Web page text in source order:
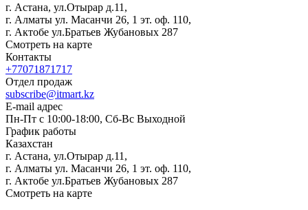
г. Астана, ул.Отырар д.11,
г. Алматы ул. Масанчи 26, 1 эт. оф. 110,
г. Актобе ул.Братьев Жубановых 287
Смотреть на карте
Контакты
+77071871717
Отдел продаж
subscribe@itmart.kz
E-mail адрес
Пн-Пт с 10:00-18:00, Сб-Вс Выходной
График работы
Казахстан
г. Астана, ул.Отырар д.11,
г. Алматы ул. Масанчи 26, 1 эт. оф. 110,
г. Актобе ул.Братьев Жубановых 287
Смотреть на карте